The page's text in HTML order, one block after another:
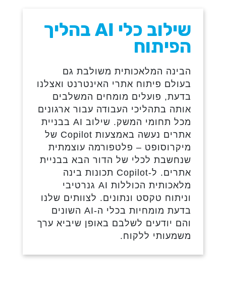
שילוב כלי AI בהליך
הפיתוח
הבינה המלאכותית משולבת גם
בעולם פיתוח אתרי האינטרנט ואצלנו
בדעת, פועלים מומחים המשלבים
אותה בתהליכי העבודה עבור ארגונים
מכל תחומי המשק. שילוב AI בבניית
אתרים נעשה באמצעות Copilot של
מיקרוסופט – פלטפורמה עוצמתית
שנחשבת לכלי של הדור הבא בבניית
אתרים. ל-Copilot תכונות בינה
מלאכותית הכוללות AI גנרטיבי
וניתוח טקסט ונתונים. לצוותים שלנו
בדעת מומחיות בכלי ה-AI השונים
והם יודעים לשלבם באופן שיביא ערך
משמעותי ללקוח.